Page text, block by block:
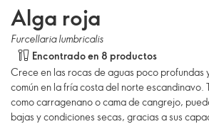
Alga roja
Furcellaria lumbricalis
Encontrado en 8 productos
Crece en las rocas de aguas poco profundas
común en la fría costa del norte escandinavo.
como carragenano o cama de cangrejo,
bajas y condiciones secas, gracias a sus